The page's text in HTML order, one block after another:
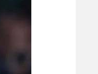
מדיניות